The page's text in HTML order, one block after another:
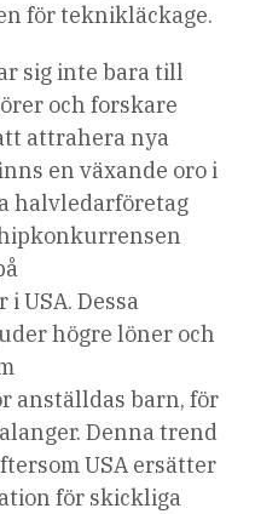
för teknikläckage.
sig inte bara till
och forskare
attrahera nya
en växande oro i
halvledarföretag
USA. Dessa
högre löner och
anställdas barn, för
Denna trend
USA ersätter
för skickliga